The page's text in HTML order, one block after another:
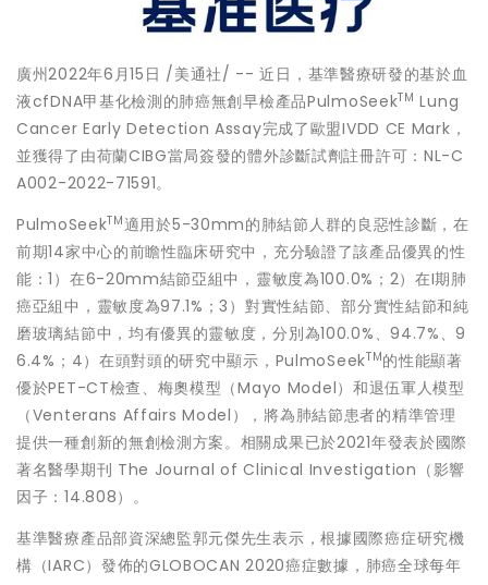
廣州2022年6月15日 /美通社/ -- 近日，基準醫療研發的基於血
液cfDNA甲基化檢測的肺癌無創早檢產品PulmoSeekTM Lung
Cancer Early Detection Assay完成了歐盟IVDD CE Mark，
並獲得了由荷蘭CIBG當局簽發的體外診斷試劑註冊許可：NL-C
A002-2022-71591。
PulmoSeekTM適用於5-30mm的肺結節人群的良惡性診斷，在
前期14家中心的前瞻性臨床研究中，充分驗證了該產品優異的性
能：1）在6-20mm結節亞組中，靈敏度為100.0%；2）在I期肺
癌亞組中，靈敏度為97.1%；3）對實性結節、部分實性結節和純
磨玻璃結節中，均有優異的靈敏度，分別為100.0%、94.7%、9
6.4%；4）在頭對頭的研究中顯示，PulmoSeekTM的性能顯著
優於PET-CT檢查、梅奧模型（Mayo Model）和退伍軍人模型
（Venterans Affairs Model），將為肺結節患者的精準管理
提供一種創新的無創檢測方案。相關成果已於2021年發表於國際
著名醫學期刊 The Journal of Clinical Investigation（影響
因子：14.808）。
基準醫療產品部資深總監郭元傑先生表示，根據國際癌症研究機
構（IARC）發佈的GLOBOCAN 2020癌症數據，肺癌全球每年